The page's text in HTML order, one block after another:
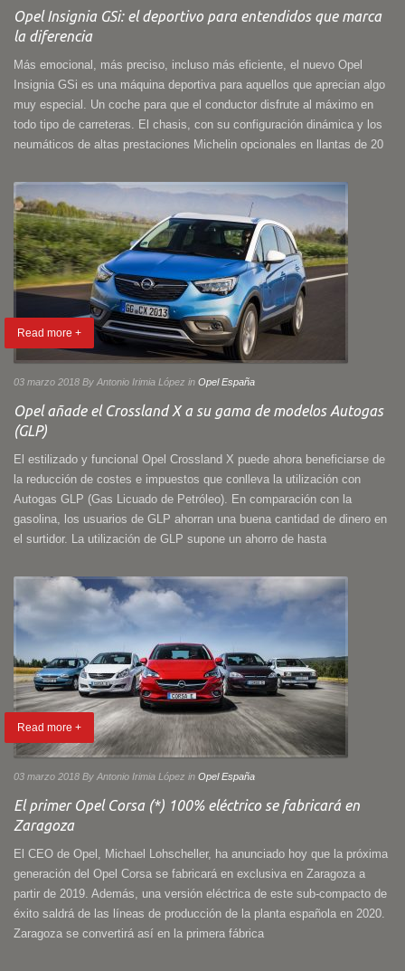
Opel Insignia GSi: el deportivo para entendidos que marca
la diferencia
Más emocional, más preciso, incluso más eficiente, el nuevo Opel
Insignia GSi es una máquina deportiva para aquellos que aprecian algo
muy especial. Un coche para que el conductor disfrute al máximo en
todo tipo de carreteras. El chasis, con su configuración dinámica y los
neumáticos de altas prestaciones Michelin opcionales en llantas de 20
Read more +
03 marzo 2018 By Antonio Irimia López in Opel España
Opel añade el Crossland X a su gama de modelos Autogas
(GLP)
El estilizado y funcional Opel Crossland X puede ahora beneficiarse de
la reducción de costes e impuestos que conlleva la utilización con
Autogas GLP (Gas Licuado de Petróleo). En comparación con la
gasolina, los usuarios de GLP ahorran una buena cantidad de dinero en
el surtidor. La utilización de GLP supone un ahorro de hasta
Read more +
03 marzo 2018 By Antonio Irimia López in Opel España
El primer Opel Corsa (*) 100% eléctrico se fabricará en
Zaragoza
El CEO de Opel, Michael Lohscheller, ha anunciado hoy que la próxima
generación del Opel Corsa se fabricará en exclusiva en Zaragoza a
partir de 2019. Además, una versión eléctrica de este sub-compacto de
éxito saldrá de las líneas de producción de la planta española en 2020.
Zaragoza se convertirá así en la primera fábrica